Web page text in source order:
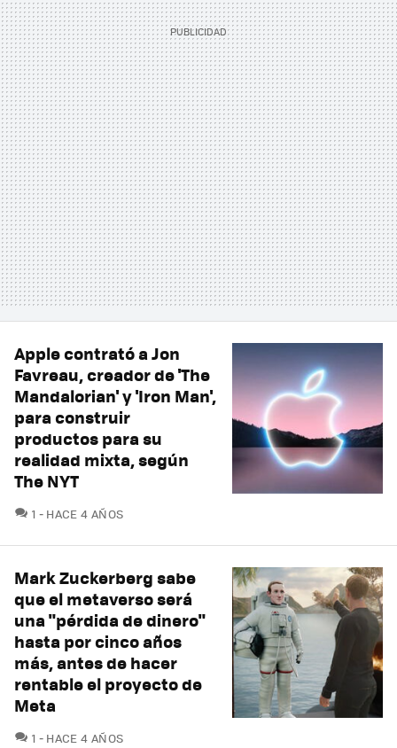
Apple contrató a Jon
Favreau, creador de 'The
Mandalorian' y 'Iron Man',
para construir
productos para su
realidad mixta, según
The NYT
1 COMENTARIOS
HACE 4 AÑOS
Mark Zuckerberg sabe
que el metaverso será
una "pérdida de dinero"
hasta por cinco años
más, antes de hacer
rentable el proyecto de
Meta
1 COMENTARIOS
HACE 4 AÑOS